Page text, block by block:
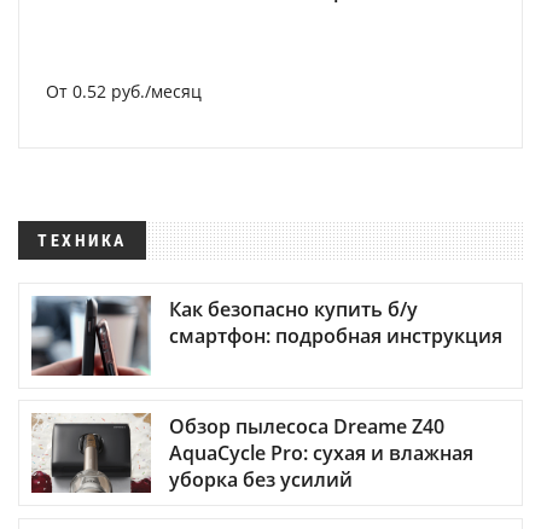
От 0.52 руб./месяц
ТЕХНИКА
Как безопасно купить б/у
смартфон: подробная инструкция
Обзор пылесоса Dreame Z40
AquaCycle Pro: сухая и влажная
уборка без усилий